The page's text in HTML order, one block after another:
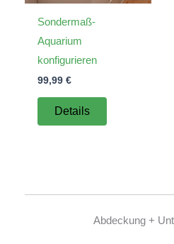
Sondermaß-
Aquarium
konfigurieren
99,99 €
Details
Abdeckung +